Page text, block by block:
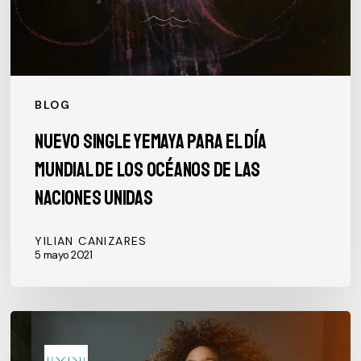
BLOG
las
Naciones
Unidas
Nuevo single YEMAYA para el Día
Mundial de los Océanos de las
Naciones Unidas
YILIAN CANIZARES
5 mayo 2021
CAÑIZARES